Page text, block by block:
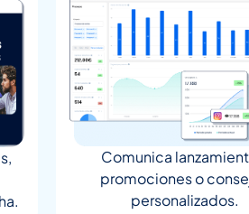
Comunica
promociones o
personalizados.